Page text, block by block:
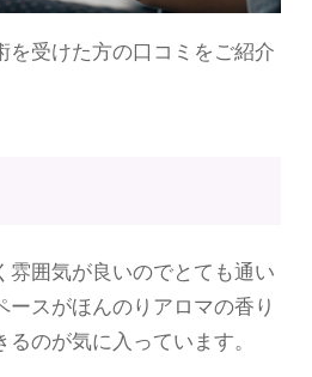
を受けた方の口コミをご紹介
雰囲気が良いのでとても通い
スがほんのりアロマの香り
のが気に入っています。